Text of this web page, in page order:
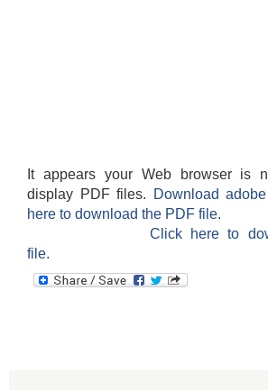
It appears your Web browser is
display PDF files.
Download
here to download the PDF file.
Click here to
file.